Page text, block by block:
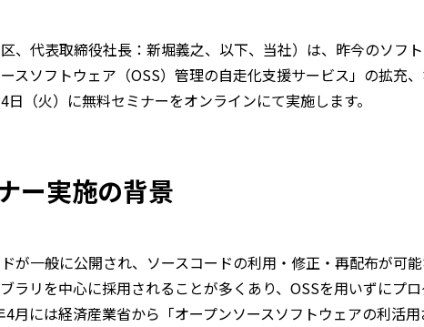
、代表取締役社長：新堀義之、以下、当社）は、昨今のソフ
スソフトウェア（OSS）管理の自走化支援サービス」の拡充
（火）に無料セミナーをオンラインにて実施します。
ー実施の背景
が一般に公開され、ソースコードの利用・修正・再配布が可
ラリを中心に採用されることが多くあり、OSSを用いずにプ
月には経済産業省から「オープンソースソフトウェアの利活